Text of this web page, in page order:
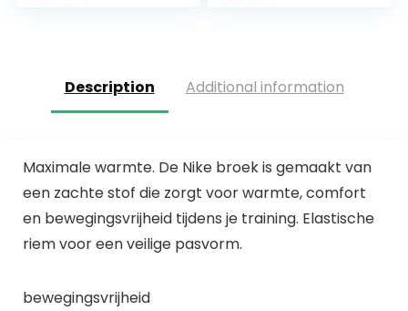
Description Additional information
Maximale warmte. De Nike broek is gemaakt van
een zachte stof die zorgt voor warmte, comfort
en bewegingsvrijheid tijdens je training. Elastische
riem voor een veilige pasvorm.
bewegingsvrijheid